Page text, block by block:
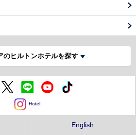
のヒルトンホテルを探す
Hotel
English